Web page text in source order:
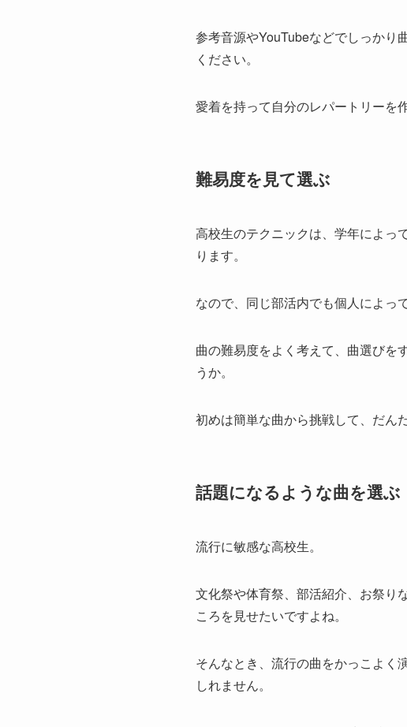
参考音源やYouTubeなどでしっかり
ください。
愛着を持って自分のレパートリーを
難易度を見て選ぶ
高校生のテクニックは、学年によっ
ります。
なので、同じ部活内でも個人によっ
曲の難易度をよく考えて、曲選びを
うか。
初めは簡単な曲から挑戦して、だん
話題になるような曲を選ぶ
流行に敏感な高校生。
文化祭や体育祭、部活紹介、お祭り
ころを見せたいですよね。
そんなとき、流行の曲をかっこよく
しれません。